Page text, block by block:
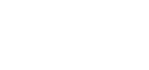
av de fabrikstillverkade
med. Inte minst färgerna som är lite
kunna locka gösen till hugg även i